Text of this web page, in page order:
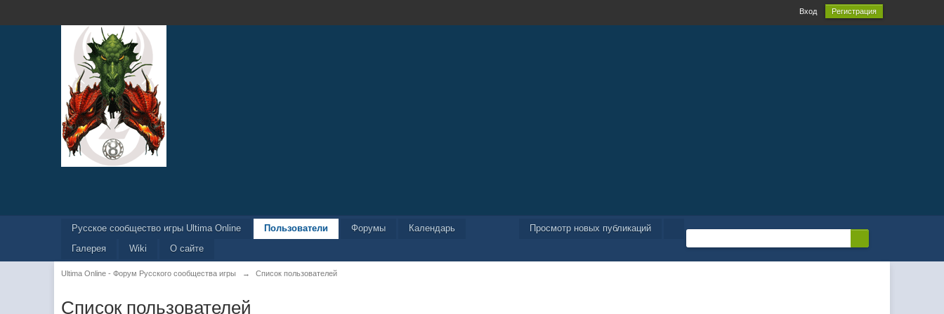
Вход Регистрация
Просмотр новых публикаций
Русское сообщество игры Ultima Online Пользователи Форумы
Календарь
Галерея
Wiki О сайте
Ultima Online - Форум Русского сообщества игры → Список пользователей
Список пользователей